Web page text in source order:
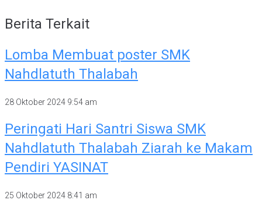
Berita Terkait
Lomba Membuat poster SMK
Nahdlatuth Thalabah
28 Oktober 2024 9:54 am
Peringati Hari Santri Siswa SMK
Nahdlatuth Thalabah Ziarah ke Makam
Pendiri YASINAT
25 Oktober 2024 8:41 am